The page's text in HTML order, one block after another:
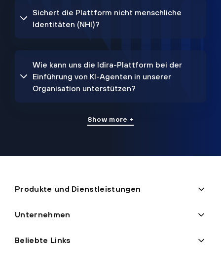
Sichert die Plattform nicht menschliche
Identitäten (NHI)?
Wie kann uns die Idira-Plattform bei der
Einführung von KI-Agenten in unserer
Organisation unterstützen?
Show more +
Produkte und Dienstleistungen
Unternehmen
Beliebte Links